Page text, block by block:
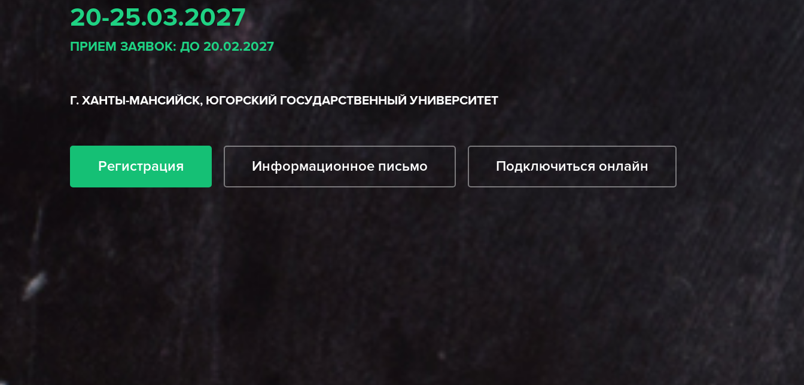
20-25.03.2027
ПРИЕМ ЗАЯВОК: ДО 20.02.2027
Г. ХАНТЫ-МАНСИЙСК, ЮГОРСКИЙ ГОСУДАРСТВЕННЫЙ УНИВЕРСИТЕТ
Регистрация Информационное письмо Подключиться онлайн